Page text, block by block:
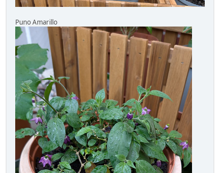
Puno Amarillo